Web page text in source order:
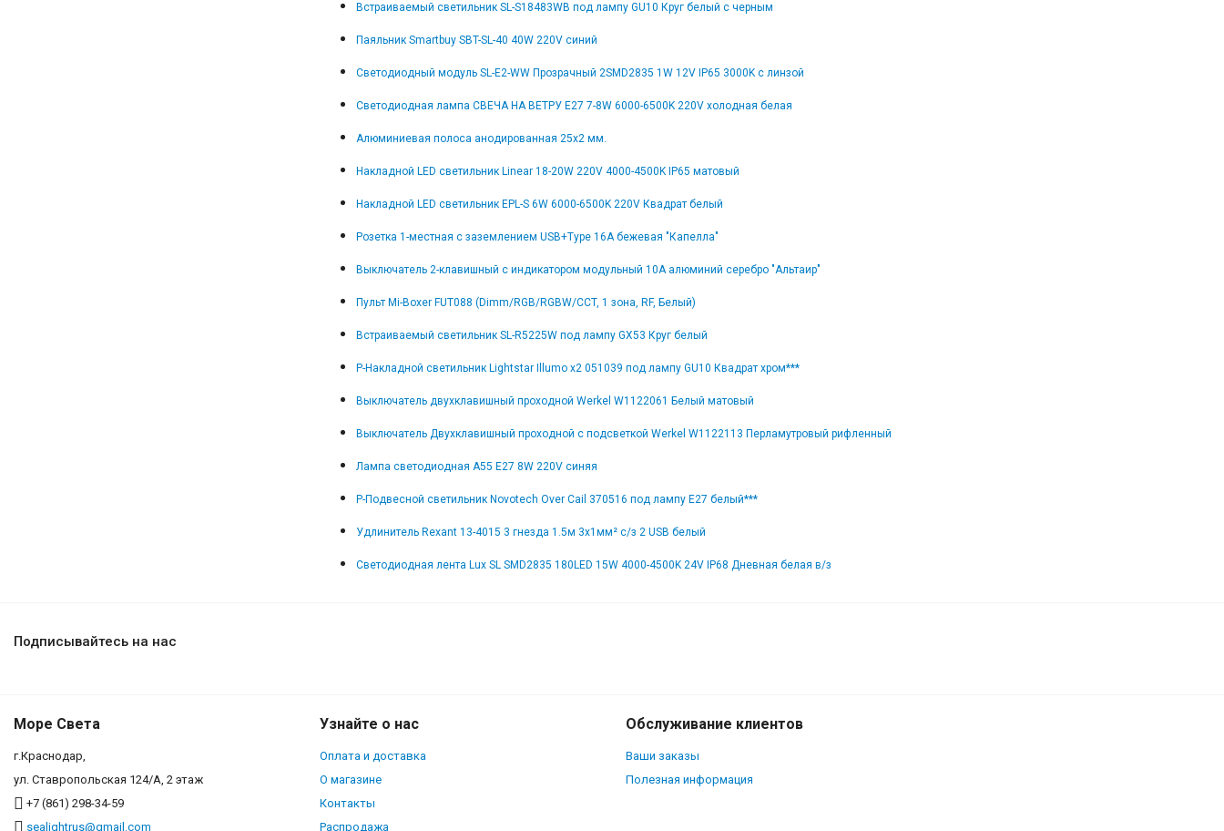
Встраиваемый светильник SL-S18483WB под лампу GU10 Круг белый с черным
Паяльник Smartbuy SBT-SL-40 40W 220V синий
Светодиодный модуль SL-E2-WW Прозрачный 2SMD2835 1W 12V IP65 3000K с линзой
Светодиодная лампа СВЕЧА НА ВЕТРУ E27 7-8W 6000-6500K 220V холодная белая
Алюминиевая полоса анодированная 25x2 мм.
Накладной LED светильник Linear 18-20W 220V 4000-4500K IP65 матовый
Накладной LED светильник EPL-S 6W 6000-6500K 220V Квадрат белый
Розетка 1-местная с заземлением USB+Type 16А бежевая "Капелла"
Выключатель 2-клавишный с индикатором модульный 10А алюминий серебро "Альтаир"
Пульт Mi-Boxer FUT088 (Dimm/RGB/RGBW/CCT, 1 зона, RF, Белый)
Встраиваемый светильник SL-R5225W под лампу GX53 Круг белый
Р-Накладной светильник Lightstar Illumo x2 051039 под лампу GU10 Квадрат хром***
Выключатель двухклавишный проходной Werkel W1122061 Белый матовый
Выключатель Двухклавишный проходной с подсветкой Werkel W1122113 Перламутровый рифленный
Лампа светодиодная A55 E27 8W 220V синяя
Р-Подвесной светильник Novotech Over Cail 370516 под лампу E27 белый***
Удлинитель Rexant 13-4015 3 гнезда 1.5м 3x1мм² с/з 2 USB белый
Светодиодная лента Lux SL SMD2835 180LED 15W 4000-4500K 24V IP68 Дневная белая в/з
Подписывайтесь на нас
Море Света
г.Краснодар,
ул. Ставропольская 124/А, 2 этаж
+7 (861) 298-34-59
sealightrus@gmail.com
Узнайте о нас
Оплата и доставка
О магазине
Контакты
Распродажа
Обслуживание клиентов
Ваши заказы
Полезная информация